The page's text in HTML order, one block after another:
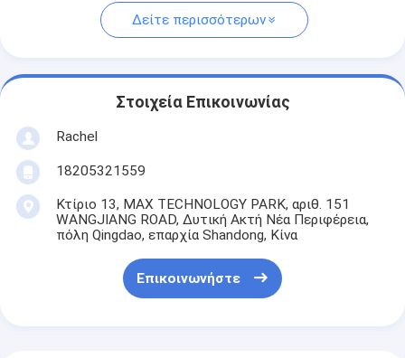
Δείτε περισσότερων
Στοιχεία Επικοινωνίας
Rachel
18205321559
Κτίριο 13, MAX TECHNOLOGY PARK, αριθ. 151
WANGJIANG ROAD, Δυτική Ακτή Νέα Περιφέρεια,
πόλη Qingdao, επαρχία Shandong, Κίνα
Επικοινωνήστε